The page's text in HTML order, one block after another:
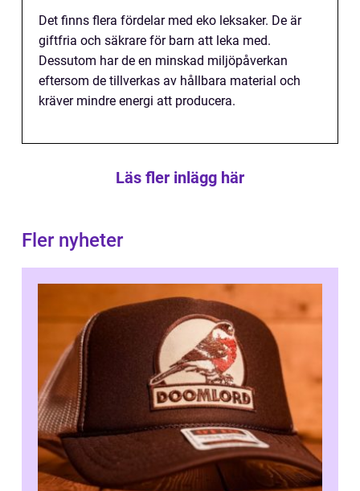
Det finns flera fördelar med eko leksaker. De är
giftfria och säkrare för barn att leka med.
Dessutom har de en minskad miljöpåverkan
eftersom de tillverkas av hållbara material och
kräver mindre energi att producera.
Läs fler inlägg här
Fler nyheter